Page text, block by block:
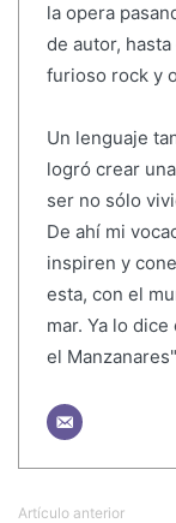
la opera
de autor,
furioso rock y
Un lenguaje
logró crear
ser no sólo
De ahí mi
inspiren y
esta, con el
mar. Ya lo
el
Artículo anterior